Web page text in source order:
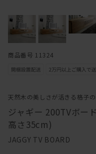
天然木の美しさが活きる格子
ジャギー 200TVボー
高さ35cm)
JAGGY TV BOARD
商品番号 11324